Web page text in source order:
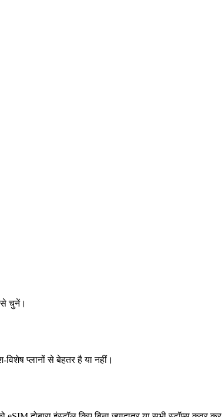
से चुनें।
प्लानों से बेहतर है या नहीं।